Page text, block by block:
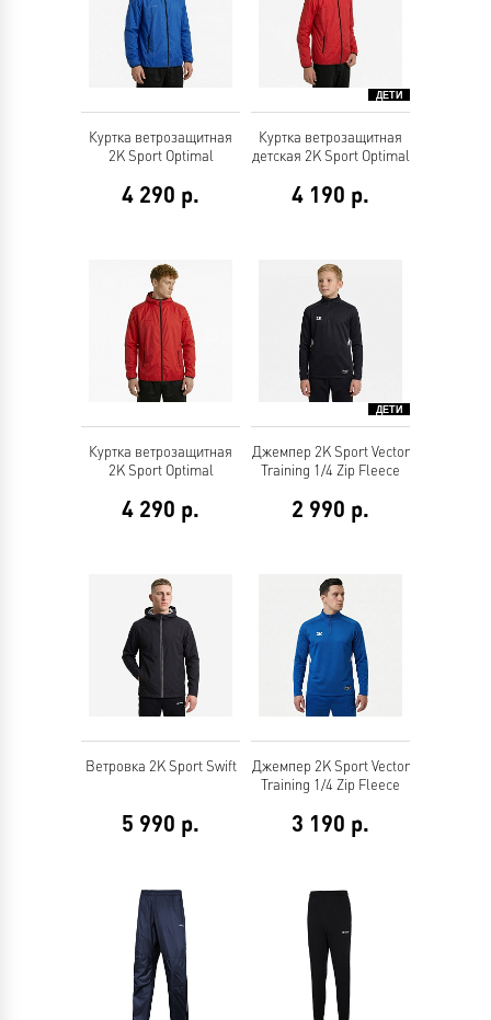
Куртка ветрозащитная
2K Sport Optimal
4 290 р.
Куртка ветрозащитная
детская 2K Sport Optimal
4 190 р.
Куртка ветрозащитная
2K Sport Optimal
4 290 р.
Джемпер 2K Sport Vector
Training 1/4 Zip Fleece
2 990 р.
Ветровка 2K Sport Swift
5 990 р.
Джемпер 2K Sport Vector
Training 1/4 Zip Fleece
3 190 р.